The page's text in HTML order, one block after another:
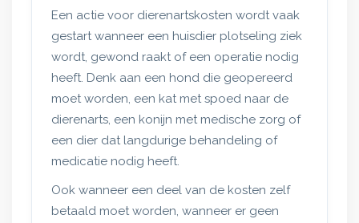
Een actie voor dierenartskosten wordt vaak
gestart wanneer een huisdier plotseling ziek
wordt, gewond raakt of een operatie nodig
heeft. Denk aan een hond die geopereerd
moet worden, een kat met spoed naar de
dierenarts, een konijn met medische zorg of
een dier dat langdurige behandeling of
medicatie nodig heeft.
Ook wanneer een deel van de kosten zelf
betaald moet worden, wanneer er geen